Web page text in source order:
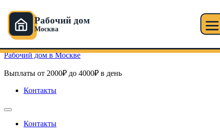
Рабочий дом
Москва
Перейти к содержимому
Рабочий дом в Москве
Выплаты от 2000₽ до 4000₽ в день
Контакты
Контакты